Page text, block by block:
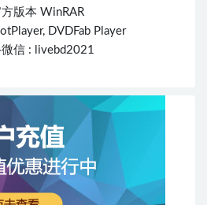
版本 WinRAR
DVDFab Player
信 : livebd2021